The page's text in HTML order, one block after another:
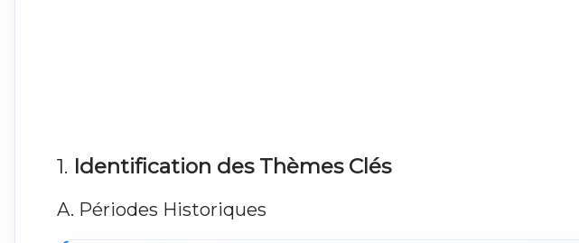
1. Identification des Thèmes Clés
A. Périodes Historiques